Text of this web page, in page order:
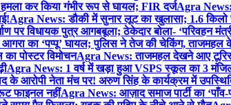
हमला कर किया गंभीर रूप से घायल; FIR दर्जAgra News:
Agra News: डौकी में सुनार लूट का खुलासा; 1.6 किलो
पर विधायक पुत्र आगबबूला; ठेकेदार बोला- ‘परिवहन
का ‘पप्पू’ घायल; पुलिस ने तेज की चेकिंग, ताजमहल
पोस्टर विमोचनAgra News: ताजमहल देखने आए टूरिस्ट
Agra News: 1 वर्ष में खड़ा हुआ VSPS स्कूल का 3 मंजिला
के आरोपी नेता मंच पर! अरुण सिंह के कार्यक्रम में
रूट फाइनल नहींAgra News: आज़ाद समाज पार्टी का ‘पाँव-